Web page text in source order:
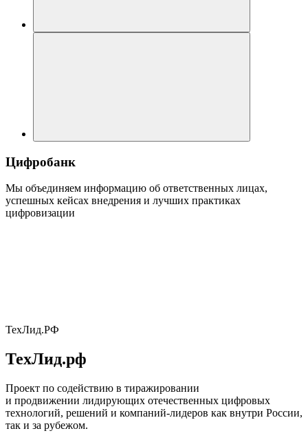
Цифробанк
Мы объединяем информацию об ответственных лицах,
успешных кейсах внедрения и лучших практиках
цифровизации
ТехЛид.РФ
ТехЛид.рф
Проект по содействию в тиражировании
и продвижении лидирующих отечественных цифровых
технологий, решений и компаний-лидеров как внутри России,
так и за рубежом.